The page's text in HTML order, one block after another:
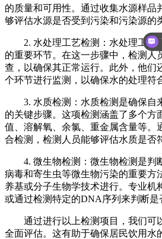
的质量和可用性。通过收集水源样品
够评估水源是否受到污染和污染源的
2. 水处理工艺检测：水处理工艺是
的重要环节。在这一步骤中，检测人
查，以确保其正常运行。此外，他们
个环节进行监测，以确保水的处理符
3. 水质检测：水质检测是确保自
的关键步骤。这项检测涵盖了多个方
值、溶解氧、余氯、重金属含量等。
合检测，检测人员能够评估水质是否
4. 微生物检测：微生物检测是判断
病毒和寄生虫等微生物污染的重要方
养基或分子生物学技术进行。专业机
或通过检测特定的DNA序列来判断是
通过进行以上检测项目，我们可
全面评估。这有助于确保居民饮用水